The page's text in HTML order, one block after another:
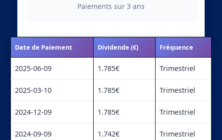
Paiements sur 3 ans
Date de Paiement Dividende (€) Fréquence
2025-06-09 1.785€ Trimestriel
2025-03-10 1.785€ Trimestriel
2024-12-09 1.785€ Trimestriel
2024-09-09 1.742€ Trimestriel